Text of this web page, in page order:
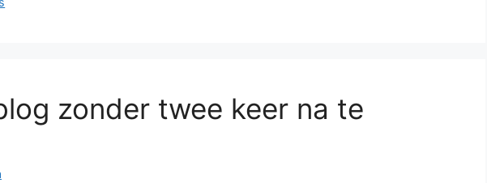
zonder twee keer na te